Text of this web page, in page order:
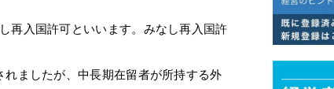
再入国許可といいます。みなし再入国許
れましたが、中長期在留者が所持する外